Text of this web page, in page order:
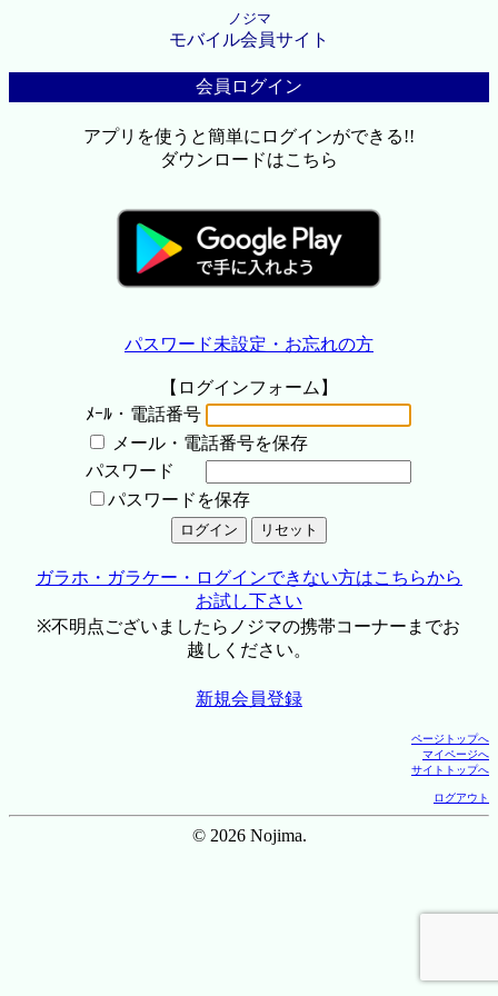
ノジマ
モバイル会員サイト
会員ログイン
アプリを使うと簡単にログインができる!!
ダウンロードはこちら
パスワード未設定・お忘れの方
【ログインフォーム】
ﾒｰﾙ・電話番号
メール・電話番号を保存
パスワード
パスワードを保存
ガラホ・ガラケー・ログインできない方はこちらから
お試し下さい
※不明点ございましたらノジマの携帯コーナーまでお
越しください。
新規会員登録
ページトップへ
マイページへ
サイトトップへ
ログアウト
© 2026 Nojima.